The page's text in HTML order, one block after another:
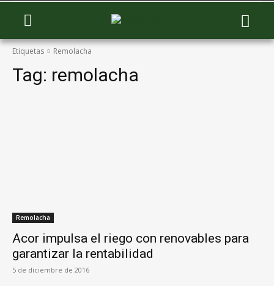
Etiquetas Remolacha
Tag: remolacha
Remolacha
Acor impulsa el riego con renovables para
garantizar la rentabilidad
5 de diciembre de 2016